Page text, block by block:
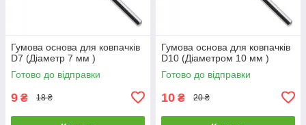
Гумова основа для ковпачків
D7 (Діаметр 7 мм )
Готово до відправки
9 ₴ 18 ₴
Гумова основа для ковпачків
D10 (Діаметром 10 мм )
Готово до відправки
10 ₴ 20 ₴